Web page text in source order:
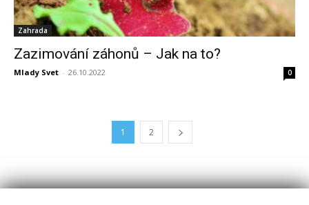
Zahrada
Zazimování záhonů – Jak na to?
Mlady Svet - 26.10.2022 0
1 2